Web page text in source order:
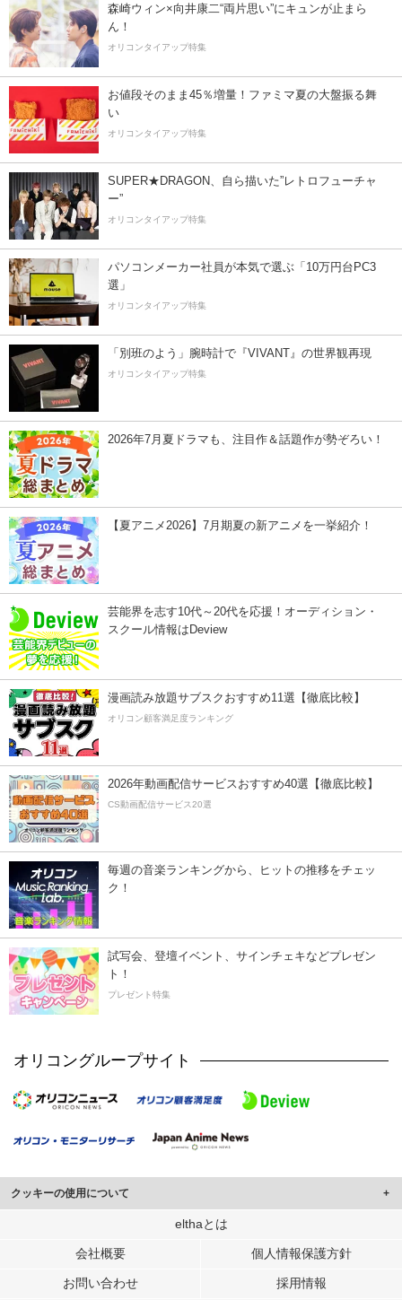
森崎ウィン×向井康二“両片思い”にキュンが止まら
ん！
オリコンタイアップ特集
お値段そのまま45％増量！ファミマ夏の大盤振る舞
い
オリコンタイアップ特集
SUPER★DRAGON、自ら描いた”レトロフューチャ
ー”
オリコンタイアップ特集
パソコンメーカー社員が本気で選ぶ「10万円台PC3
選」
オリコンタイアップ特集
「別班のよう」腕時計で『VIVANT』の世界観再現
オリコンタイアップ特集
2026年7月夏ドラマも、注目作＆話題作が勢ぞろい！
【夏アニメ2026】7月期夏の新アニメを一挙紹介！
芸能界を志す10代～20代を応援！オーディション・
スクール情報はDeview
漫画読み放題サブスクおすすめ11選【徹底比較】
オリコン顧客満足度ランキング
2026年動画配信サービスおすすめ40選【徹底比較】
CS動画配信サービス20選
毎週の音楽ランキングから、ヒットの推移をチェッ
ク！
試写会、登壇イベント、サインチェキなどプレゼン
ト！
プレゼント特集
オリコングループサイト
クッキーの使用について
このサイトでは Cookie を使用して、ユーザーに合わせたコンテンツや広告の
行っています。
メディアや広告配信、データ解析の各パートナーに提供しています。
elthaとは
会社概要 個人情報保護方針
お問い合わせ
採用情報